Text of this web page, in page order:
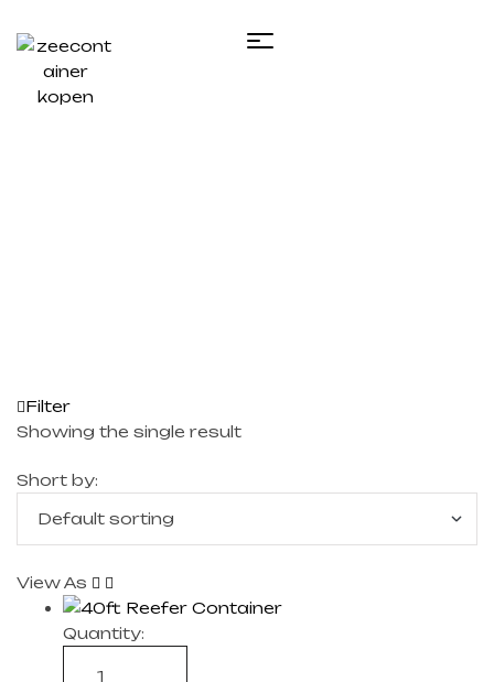
Filter
Showing the single result
Short by:
View As
Quantity: